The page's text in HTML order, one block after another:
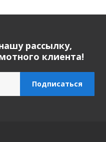
рассылку,
клиента!